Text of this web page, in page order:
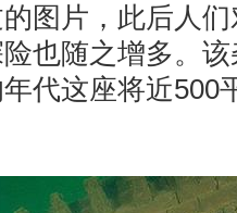
图片，此后人
也随之增多。
代这座将近500